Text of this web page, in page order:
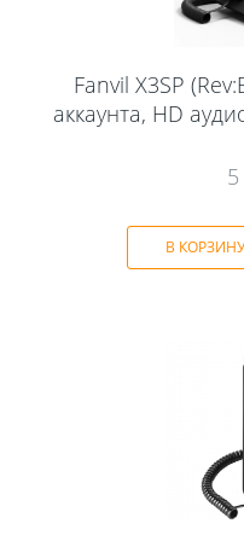
Fanvil X3SP
аккаунта, HD
В